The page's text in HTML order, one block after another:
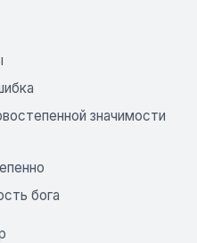
значимости
бога